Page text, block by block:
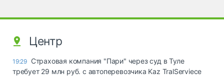
Центр
19:29 Страховая компания "Пари" через суд в Туле
требует 29 млн руб. с автоперевозчика Kaz TralServiece